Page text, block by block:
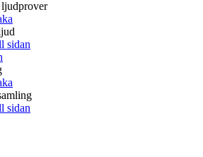
sidan
sidan